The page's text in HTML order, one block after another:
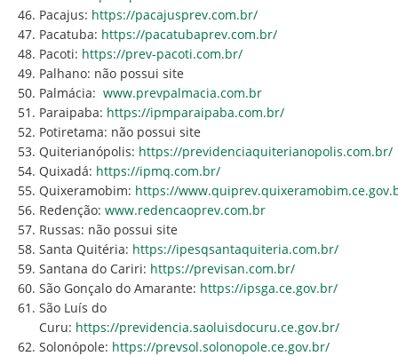
Pacajus: https://pacajusprev.com.br/
Pacatuba: https://pacatubaprev.com.br/
Pacoti: https://prev-pacoti.com.br/
Palhano: não possui site
Palmácia: www.prevpalmacia.com.br
Paraipaba: https://ipmparaipaba.com.br/
Potiretama: não possui site
Quiterianópolis: https://previdenciaquiterianopolis.com.br/
Quixadá: https://ipmq.com.br/
Quixeramobim: https://
Redenção: www.redencaoprev.com.br
Russas: não possui site
Santa Quitéria: https://ipesqsantaquiteria.com.br/
Santana do Cariri: https://previsan.com.br/
São Gonçalo do Amarante: https://ipsga.ce.gov.br/
São Luís do
Curu: https://previdencia.saoluisdocuru.ce.gov.br/
Solonópole: https://prevsol.solonopole.ce.gov.br/